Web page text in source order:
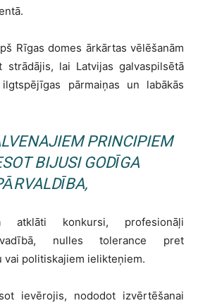
Rīgas domes ārkārtas vēlēšanām
strādājis, lai Latvijas galvaspilsētā
pārmaiņas un labākās
PRINCIPIEM
BIJUSI GODĪGA
konkursi, profesionāļi
vadībā, nulles tolerance pret
politiskajiem ielikteņiem.
ievērojis, nododot izvērtēšanai